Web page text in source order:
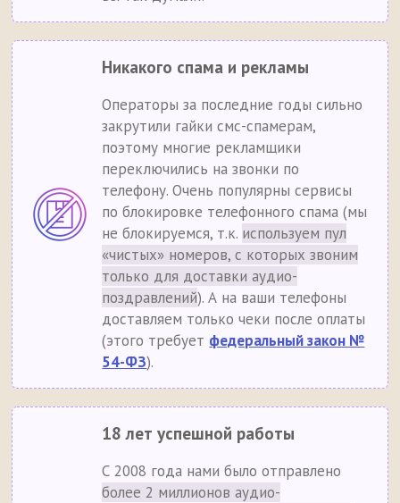
Никакого спама и рекламы
Операторы за последние годы сильно
закрутили гайки смс-спамерам,
поэтому многие рекламщики
переключились на звонки по
телефону. Очень популярны сервисы
по блокировке телефонного спама (мы
не блокируемся, т.к. используем пул
«чистых» номеров, с которых звоним
только для доставки аудио-
поздравлений). А на ваши телефоны
доставляем только чеки после оплаты
(этого требует федеральный закон №
54-ФЗ).
18 лет успешной работы
С 2008 года нами было отправлено
более 2 миллионов аудио-